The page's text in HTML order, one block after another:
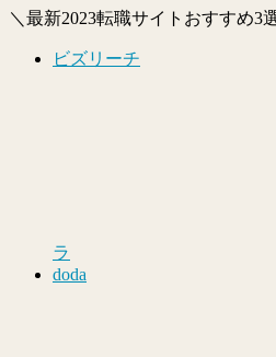
＼最新2023転職サイトおすすめ3
ビズリーチ
ラ
doda